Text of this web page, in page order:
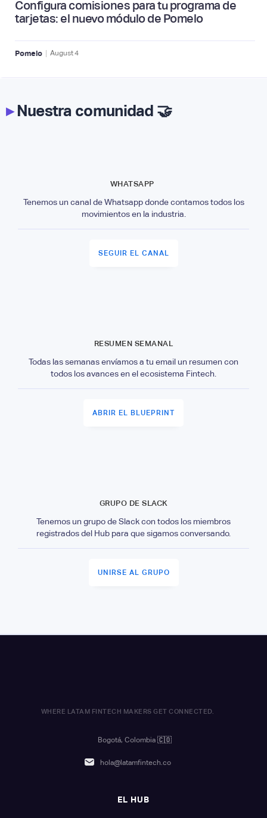
Configura comisiones para tu programa de
tarjetas: el nuevo módulo de Pomelo
Pomelo | August4
▸Nuestra comunidad 🤝
WHATSAPP
Tenemos un canal de Whatsapp donde contamos todos los
movimientos en la industria.
SEGUIR EL CANAL
RESUMEN SEMANAL
Todas las semanas envíamos a tu email un resumen con
todos los avances en el ecosistema Fintech.
ABRIR EL BLUEPRINT
GRUPO DE SLACK
Tenemos un grupo de Slack con todos los miembros
registrados del Hub para que sigamos conversando.
UNIRSE AL GRUPO
WHERE LATAM FINTECH MAKERS GET CONNECTED.
Bogotá, Colombia 🇨🇴
hola@latamfintech.co
EL HUB